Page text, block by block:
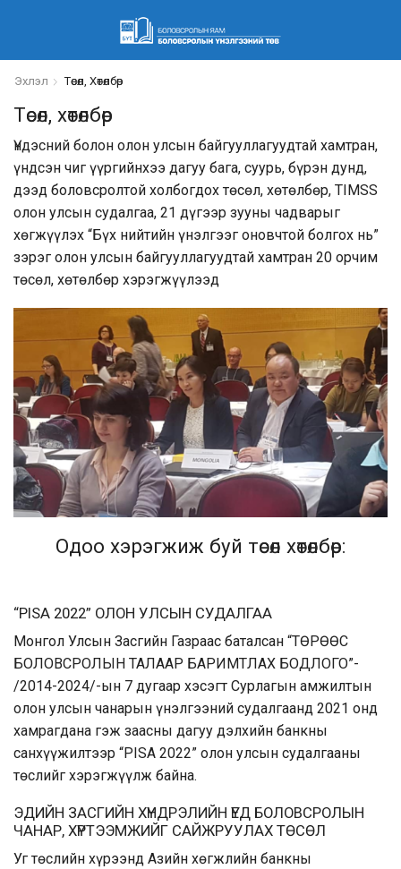
Эхлэл Төсөл, Хөтөлбөр
Төсөл, хөтөлбөр
Үндэсний болон олон улсын байгууллагуудтай хамтран,
үндсэн чиг үүргийнхээ дагуу бага, суурь, бүрэн дунд,
дээд боловсролтой холбогдох төсөл, хөтөлбөр, TIMSS
олон улсын судалгаа, 21 дүгээр зууны чадварыг
хөгжүүлэх “Бүх нийтийн үнэлгээг оновчтой болгох нь”
зэрэг олон улсын байгууллагуудтай хамтран 20 орчим
төсөл, хөтөлбөр хэрэгжүүлээд
Одоо хэрэгжиж буй төсөл хөтөлбөр:
“PISA 2022” ОЛОН УЛСЫН СУДАЛГАА
Монгол Улсын Засгийн Газраас баталсан “ТӨРӨӨС
БОЛОВСРОЛЫН ТАЛААР БАРИМТЛАХ БОДЛОГО”-
/2014-2024/-ын 7 дугаар хэсэгт Сурлагын амжилтын
олон улсын чанарын үнэлгээний судалгаанд 2021 онд
хамрагдана гэж заасны дагуу дэлхийн банкны
санхүүжилтээр “PISA 2022” олон улсын судалгааны
төслийг хэрэгжүүлж байна.
ЭДИЙН ЗАСГИЙН ХҮНДРЭЛИЙН ҮЕД БОЛОВСРОЛЫН
ЧАНАР, ХҮРТЭЭМЖИЙГ САЙЖРУУЛАХ ТӨСӨЛ
Уг төслийн хүрээнд Азийн хөгжлийн банкны